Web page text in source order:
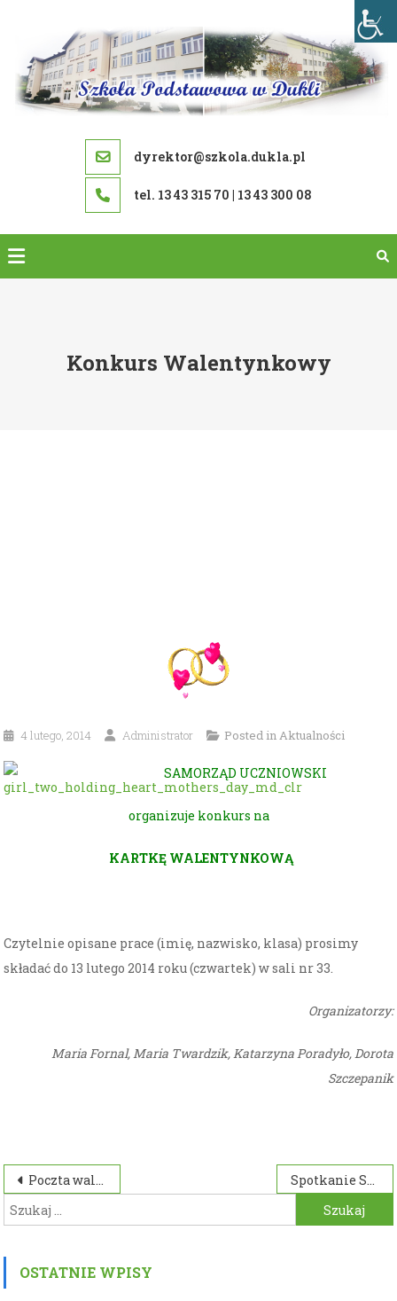
content
dyrektor@szkola.dukla.pl
tel. 13 43 315 70 | 13 43 300 08
Konkurs Walentynkowy
4 lutego, 2014 Administrator Posted inAktualności
SAMORZĄD UCZNIOWSKI
organizuje konkurs na
KARTKĘ WALENTYNKOWĄ
Czytelnie opisane prace (imię, nazwisko, klasa) prosimy
składać do 13 lutego 2014 roku (czwartek) w sali nr 33.
Organizatorzy:
Maria Fornal, Maria Twardzik, Katarzyna Poradyło, Dorota
Szczepanik
Nawigacja
wpisu
Poczta walentynkowa
Spotkanie Samorządu
Szukaj:
OSTATNIE WPISY